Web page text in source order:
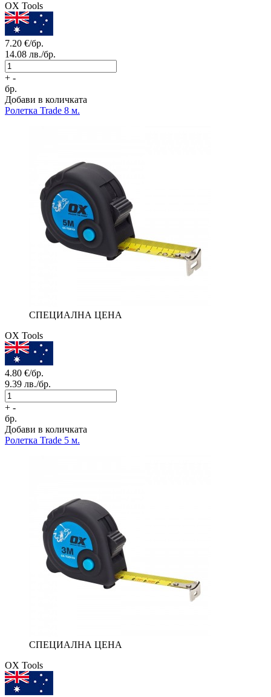
OX Tools
7.20 €/бр.
14.08 лв./бр.
+ -
бр.
Добави в количката
Ролетка Trade 8 м.
СПЕЦИАЛНА ЦЕНА
OX Tools
4.80 €/бр.
9.39 лв./бр.
+ -
бр.
Добави в количката
Ролетка Trade 5 м.
СПЕЦИАЛНА ЦЕНА
OX Tools